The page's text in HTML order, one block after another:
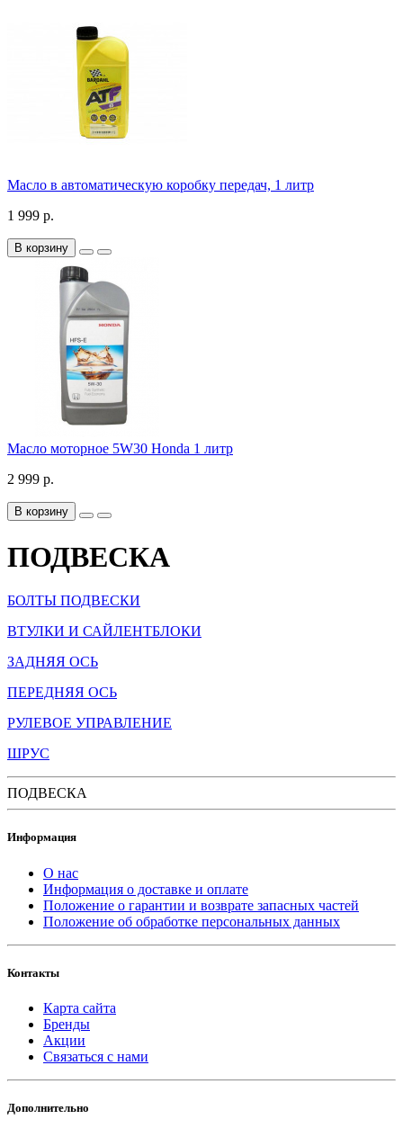
Масло в автоматическую коробку передач, 1 литр
1 999 р.
В корзину
Масло моторное 5W30 Honda 1 литр
2 999 р.
В корзину
ПОДВЕСКА
БОЛТЫ ПОДВЕСКИ
ВТУЛКИ И САЙЛЕНТБЛОКИ
ЗАДНЯЯ ОСЬ
ПЕРЕДНЯЯ ОСЬ
РУЛЕВОЕ УПРАВЛЕНИЕ
ШРУС
ПОДВЕСКА
Информация
О нас
Информация о доставке и оплате
Положение о гарантии и возврате запасных частей
Положение об обработке персональных данных
Контакты
Карта сайта
Бренды
Акции
Связаться с нами
Дополнительно